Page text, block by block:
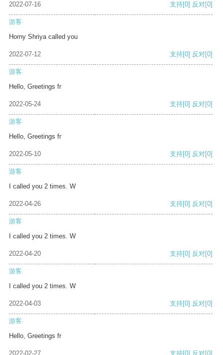
2022-07-16 支持[0] 反对[0]
游客
Horny Shriya called you
2022-07-12 支持[0] 反对[0]
游客
Hello, Greetings fr
2022-05-24 支持[0] 反对[0]
游客
Hello, Greetings fr
2022-05-10 支持[0] 反对[0]
游客
I called you 2 times. W
2022-04-26 支持[0] 反对[0]
游客
I called you 2 times. W
2022-04-20 支持[0] 反对[0]
游客
I called you 2 times. W
2022-04-03 支持[0] 反对[0]
游客
Hello, Greetings fr
2022-02-27 支持[0] 反对[0]